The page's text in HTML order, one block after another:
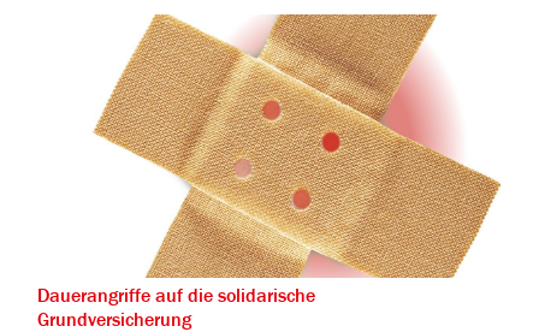
Dauerangriffe auf die solidarische
Grundversicherung